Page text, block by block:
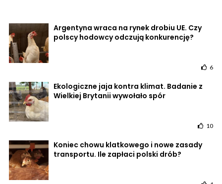
Argentyna wraca na rynek drobiu UE. Czy
polscy hodowcy odczują konkurencję?
6
Ekologiczne jaja kontra klimat. Badanie z
Wielkiej Brytanii wywołało spór
10
Koniec chowu klatkowego i nowe zasady
transportu. Ile zapłaci polski drób?